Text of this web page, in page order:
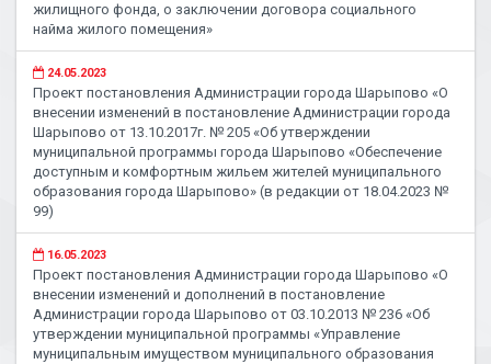
жилищного фонда, о заключении договора социального
найма жилого помещения»
24.05.2023
Проект постановления Администрации города Шарыпово «О
внесении изменений в постановление Администрации города
Шарыпово от 13.10.2017г. № 205 «Об утверждении
муниципальной программы города Шарыпово «Обеспечение
доступным и комфортным жильем жителей муниципального
образования города Шарыпово» (в редакции от 18.04.2023 №
99)
16.05.2023
Проект постановления Администрации города Шарыпово «О
внесении изменений и дополнений в постановление
Администрации города Шарыпово от 03.10.2013 № 236 «Об
утверждении муниципальной программы «Управление
муниципальным имуществом муниципального образования